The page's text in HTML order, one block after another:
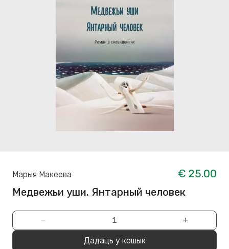
Марыя Макеева
€ 25.00
Медвежьи уши. Янтарный человек
− +
Дадаць у кошык